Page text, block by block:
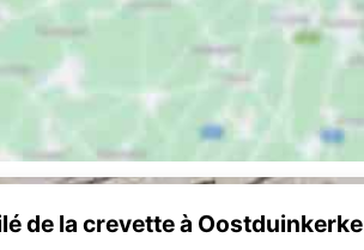
de la crevette à Oostduinkerke